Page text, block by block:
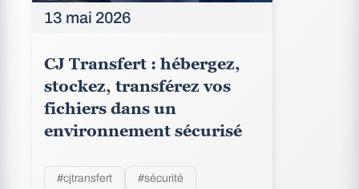
13 mai 2026
CJ Transfert : hébergez,
stockez, transférez vos
fichiers dans un
environnement sécurisé
#cjtransfert #sécurité